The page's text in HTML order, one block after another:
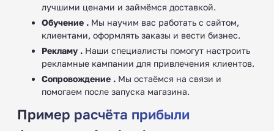
лучшими ценами и займёмся доставкой.
Обучение . Мы научим вас работать с сайтом,
клиентами, оформлять заказы и вести бизнес.
Рекламу . Наши специалисты помогут настроить
рекламные кампании для привлечения клиентов.
Сопровождение . Мы остаёмся на связи и
помогаем после запуска магазина.
Пример расчёта прибыли